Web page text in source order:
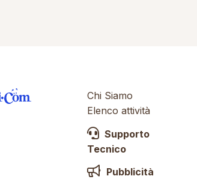
Chi Siamo
Elenco attività
Supporto
Tecnico
Pubblicità